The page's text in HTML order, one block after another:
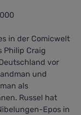
in der Comicwelt
Philip Craig
vor
und
als
Russel hat
Epos in